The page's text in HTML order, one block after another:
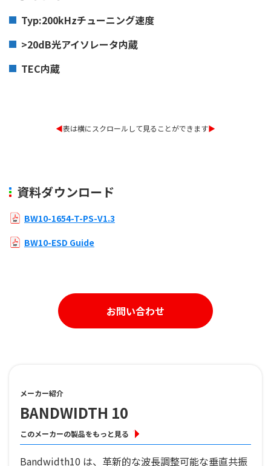
Typ:200kHzチューニング速度
>20dB光アイソレータ内蔵
TEC内蔵
◀︎表は横にスクロールして見ることができます▶︎
資料ダウンロード
BW10-1654-T-PS-V1.3
BW10-ESD Guide
お問い合わせ
メーカー紹介
BANDWIDTH 10
このメーカーの製品をもっと見る
Bandwidth10 は、革新的な波長調整可能な垂直共振